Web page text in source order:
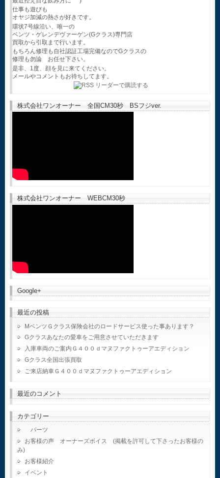
仕事も遊びも
オヤジ加減の熱さが好きです。
環状7号線沿い、唯一の
ベンツ・ゲレンデヴァーゲン(Gクラス)専門店
買取から引取まで行います。
もちろん修理も自社認証工場完備なのでGクラスの
修理も勿論 お任せ下さい。
是非、1度、顔を見に来てください。
メールやコメントもお待ちしてます。
株式会社ワンオーナー 全国CM30秒 BSフジver.
株式会社ワンオーナー WEBCM30秒
Google+
最近の投稿
MベンツＧクラス保険会社のロードサービス使った事あります？
Gクラスあなたの愛車をご用意させていただきます
入庫車両のご案内Ｇ４００ｄマヌファクトゥーアエディション
Gクラス全国出張買取
ご来店納車Ｇ４００ｄマヌファクトゥーアエディション
最近のコメント
カテゴリー
パーツ
お客様の声 オーナーズボイス (掲載を許可して下さったお客様の
み)
お客様紹介
イベント